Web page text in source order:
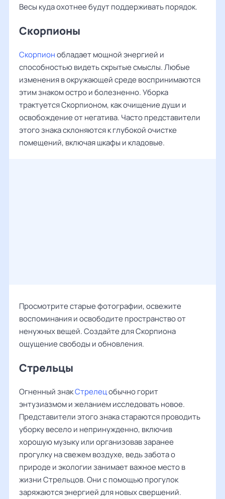
Весы куда охотнее будут поддерживать порядок.
Скорпионы
Скорпионобладает мощной энергией и
способностью видеть скрытые смыслы. Любые
изменения в окружающей среде воспринимаются
этим знаком остро и болезненно. Уборка
трактуется Скорпионом, как очищение души и
освобождение от негатива. Часто представители
этого знака склоняются к глубокой очистке
помещений, включая шкафы и кладовые.
Просмотрите старые фотографии, освежите
воспоминания и освободите пространство от
ненужных вещей. Создайте для Скорпиона
ощущение свободы и обновления.
Стрельцы
Огненный знакСтрелецобычно горит
энтузиазмом и желанием исследовать новое.
Представители этого знака стараются проводить
уборку весело и непринужденно, включив
хорошую музыку или организовав заранее
прогулку на свежем воздухе, ведь забота о
природе и экологии занимает важное место в
жизни Стрельцов. Они с помощью прогулок
заряжаются энергией для новых свершений.